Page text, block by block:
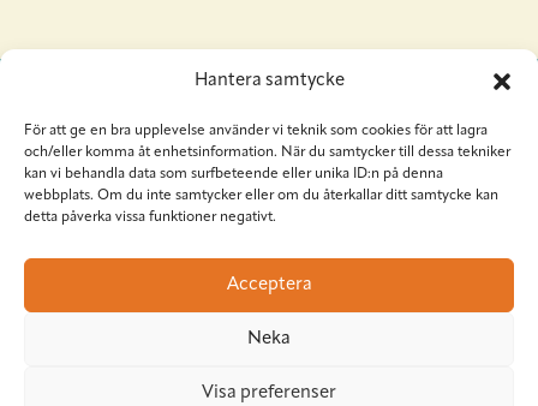
Hantera samtycke
För att ge en bra upplevelse använder vi teknik som cookies för att lagra
och/eller komma åt enhetsinformation. När du samtycker till dessa tekniker
kan vi behandla data som surfbeteende eller unika ID:n på denna
webbplats. Om du inte samtycker eller om du återkallar ditt samtycke kan
detta påverka vissa funktioner negativt.
Acceptera
Neka
Visa preferenser
Situation Sthlm
Torkel Knutssongatan 37
118 49 Stockholm
red@situationsthlm.se
Följ Situation Sthlm